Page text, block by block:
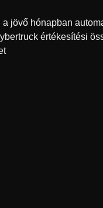
a jövő hónapban
értékesítési